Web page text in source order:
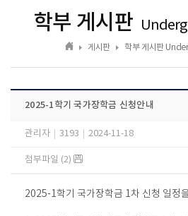
학부 게시판
게시판 학부 게시판
2025-1학기 국가장학금 신청안내
관리자 3193 2024-11-18
첨부파일 (2)
2025-1학기 국가장학금 1차 신청 일정